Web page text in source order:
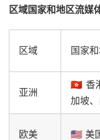
区域国家和地区流媒
区域 国家
亚洲
🇭🇰 香
加坡
欧美 🇺🇸 美